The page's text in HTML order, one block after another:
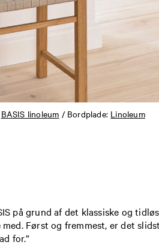
BASIS linoleum / Bordplade: Linoleum
på grund af det klassiske og
med. Først og fremmest, er det
for.”